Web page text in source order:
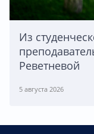
Из
Реветневой
5 августа 2026